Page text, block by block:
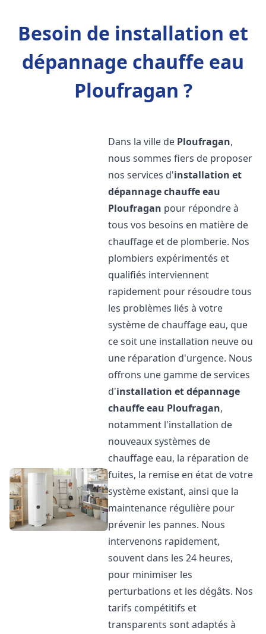
Besoin de installation et
dépannage chauffe eau
Ploufragan ?
Dans la ville de Ploufragan,
nous sommes fiers de proposer
nos services d'installation et
dépannage chauffe eau
Ploufragan pour répondre à
tous vos besoins en matière de
chauffage et de plomberie. Nos
plombiers expérimentés et
qualifiés interviennent
rapidement pour résoudre tous
les problèmes liés à votre
système de chauffage eau, que
ce soit une installation neuve ou
une réparation d'urgence. Nous
offrons une gamme de services
d'installation et dépannage
chauffe eau Ploufragan,
notamment l'installation de
nouveaux systèmes de
chauffage eau, la réparation de
fuites, la remise en état de votre
système existant, ainsi que la
maintenance régulière pour
prévenir les pannes. Nous
intervenons rapidement,
souvent dans les 24 heures,
pour minimiser les
perturbations et les dégâts. Nos
tarifs compétitifs et
transparents sont adaptés à